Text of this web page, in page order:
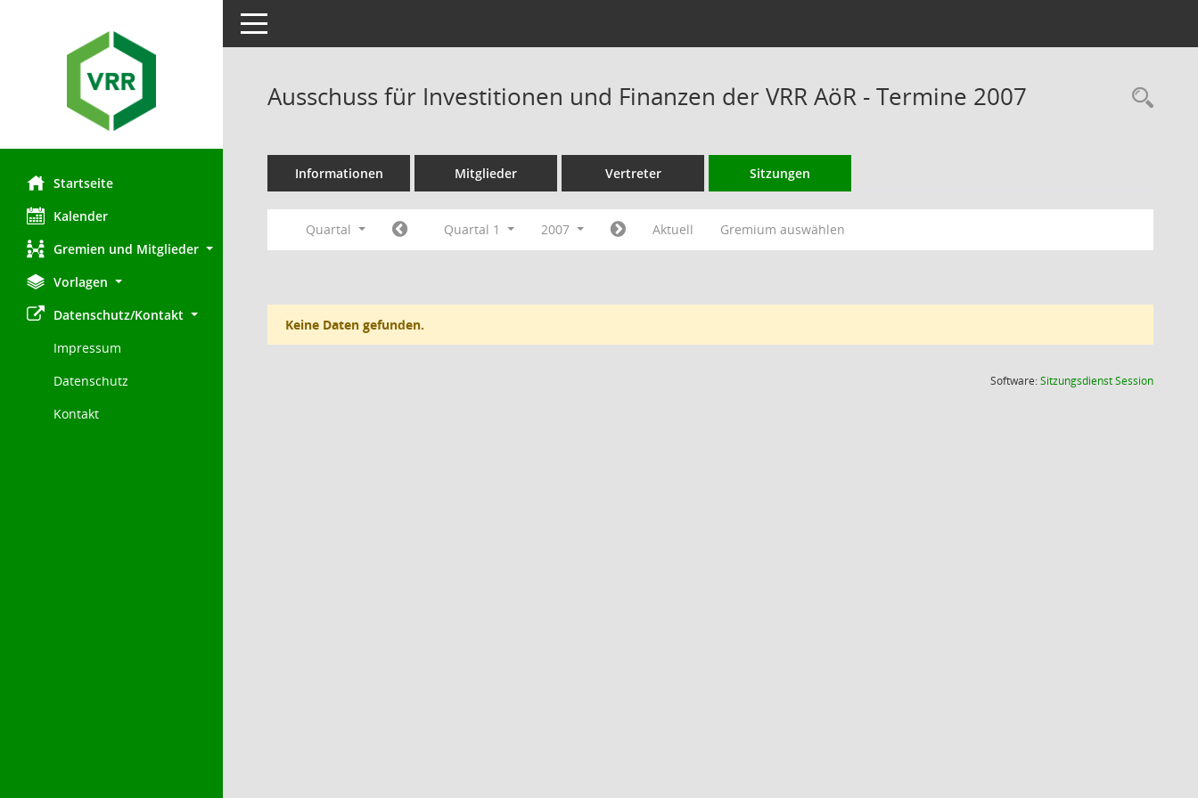
Startseite
Kalender
Gremien und Mitglieder
Vorlagen
Datenschutz/Kontakt
Impressum
Datenschutz
Kontakt
Toggle navigation
Ausschuss für Investitionen und Finanzen der VRR AöR - Termine 2007
Informationen Mitglieder Vertreter Sitzungen
Quartal Quartal 1 2007 Aktuell Gremium auswählen
Keine Daten gefunden.
Software:SitzungsdienstSession(Wird in